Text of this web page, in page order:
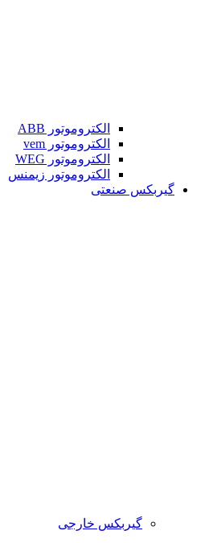
الکتروموتور ABB
الکتروموتور vem
الکتروموتور WEG
الکتروموتور زیمنس
گیربکس صنعتی
گیربکس خارجی